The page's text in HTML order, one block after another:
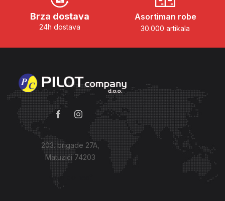
Brza dostava
24h dostava
Asortiman robe
30.000 artikala
203. brigade 27A,
Matuzići 74203
Kako do nas?